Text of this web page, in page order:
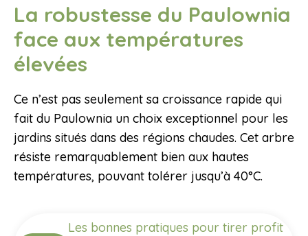
La robustesse du Paulownia
face aux températures
élevées
Ce n’est pas seulement sa croissance rapide qui
fait du Paulownia un choix exceptionnel pour les
jardins situés dans des régions chaudes. Cet arbre
résiste remarquablement bien aux hautes
températures, pouvant tolérer jusqu’à 40°C.
Les bonnes pratiques pour tirer profit